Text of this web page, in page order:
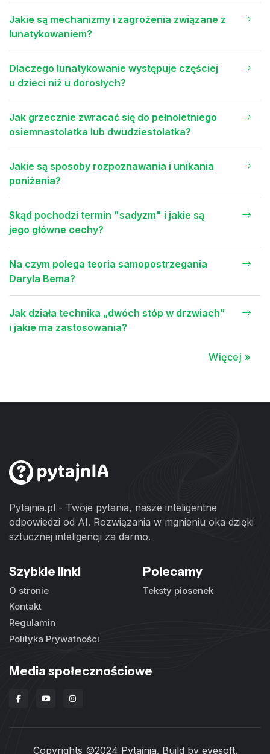
Jakie są mechanizmy i zagrożenia związane z
lunatykowaniem?
Dlaczego lunatykowanie występuje częściej
u dzieci niż u dorosłych?
Jak grzecznie zwracać się do pełnoletniego
osiemnastolatka lub dwudziestolatka?
Jakie są sposoby rozpoznawania i unikania
poniżenia?
Skąd pochodzi termin "sadyzm" i jakie są
jego główne cechy?
Na czym polega teoria samopostrzegania
Daryla Bema?
Jak działa technika „dwóch stóp w drzwiach”
i jakie ma zastosowania?
Więcej »
Pytajnia.pl - Twoje pytania, nasze inteligentne
odpowiedzi od AI. Rozwiązania w mgnieniu oka dzięki
sztucznej inteligencji za darmo.
Szybkie linki
O stronie
Kontakt
Regulamin
Polityka Prywatności
Polecamy
Teksty piosenek
Media społecznościowe
Copyrights ©2024 Pytajnia. Build by evesoft.